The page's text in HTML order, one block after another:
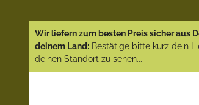
Wir liefern zum besten Preis sicher aus
deinem Land: Bestätige bitte kurz dein
deinen Standort zu sehen...